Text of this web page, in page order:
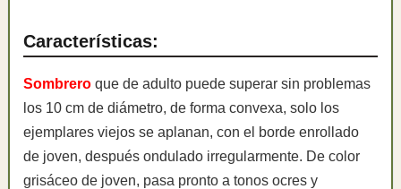
Características:
Sombrero que de adulto puede superar sin problemas
los 10 cm de diámetro, de forma convexa, solo los
ejemplares viejos se aplanan, con el borde enrollado
de joven, después ondulado irregularmente. De color
grisáceo de joven, pasa pronto a tonos ocres y